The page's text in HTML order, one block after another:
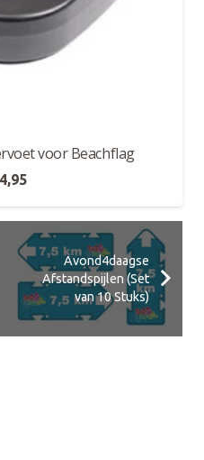
voor Beachflag
Avond4daagse
Afstandspijlen (Set
van 10 Stuks)